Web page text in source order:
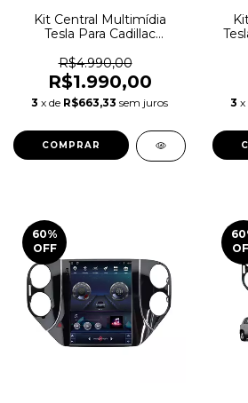
Kit Central Multimídia
Tesla Para Cadillac
R$4.990,00
R$1.990,00
3 x de R$663,33 sem juros 3 x
60%
OFF
60